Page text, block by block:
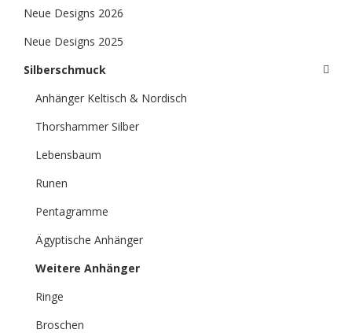
Neue Designs 2026
Neue Designs 2025
Silberschmuck
Anhänger Keltisch & Nordisch
Thorshammer Silber
Lebensbaum
Runen
Pentagramme
Ägyptische Anhänger
Weitere Anhänger
Ringe
Broschen